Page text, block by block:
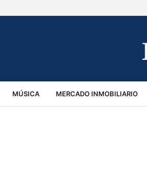
MÚSICA MERCADO INMOBILIARIO